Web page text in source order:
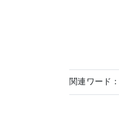
関連ワード：